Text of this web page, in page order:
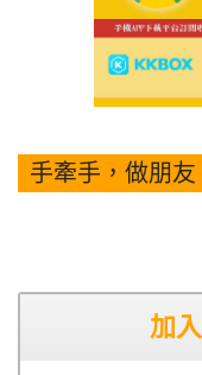
手牽手，做朋友
加